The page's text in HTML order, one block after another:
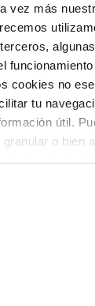
vez más
cookies no
tu
útil.
o bien